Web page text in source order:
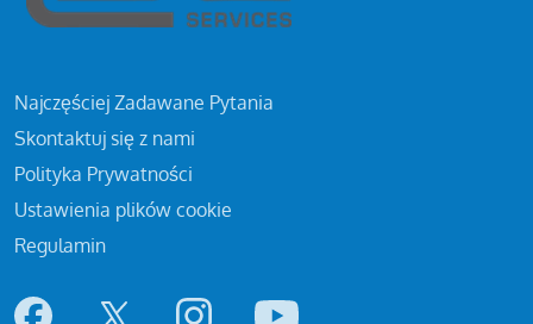
Najczęściej Zadawane Pytania
Skontaktuj się z nami
Polityka Prywatności
Ustawienia plików cookie
Regulamin